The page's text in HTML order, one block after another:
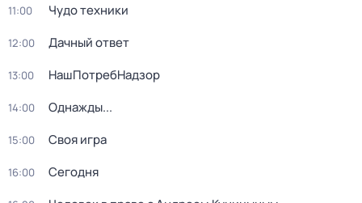
11:00 Чудо техники
12:00 Дачный ответ
13:00 НашПотребНадзор
14:00 Однажды...
15:00 Своя игра
16:00 Сегодня